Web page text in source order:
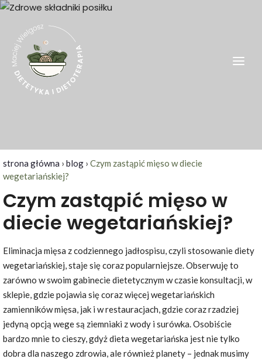
Skip
content
strona główna › blog › Czym zastąpić mięso w diecie
wegetariańskiej?
Czym zastąpić mięso w
diecie wegetariańskiej?
Eliminacja mięsa z codziennego jadłospisu, czyli stosowanie diety
wegetariańskiej, staje się coraz popularniejsze. Obserwuję to
zarówno w swoim gabinecie dietetycznym w czasie konsultacji, w
sklepie, gdzie pojawia się coraz więcej wegetariańskich
zamienników mięsa, jak i w restauracjach, gdzie coraz rzadziej
jedyną opcją wege są ziemniaki z wody i surówka. Osobiście
bardzo mnie to cieszy, gdyż dieta wegetariańska jest nie tylko
dobra dla naszego zdrowia, ale również planety – jednak musimy